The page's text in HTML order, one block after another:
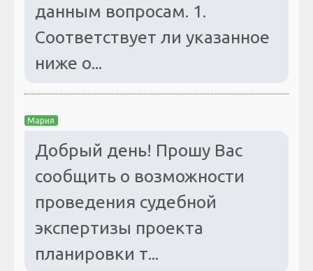
данным вопросам. 1.
Соответствует ли указанное
ниже о...
Мария
Добрый день! Прошу Вас
сообщить о возможности
проведения судебной
экспертизы проекта
планировки т...